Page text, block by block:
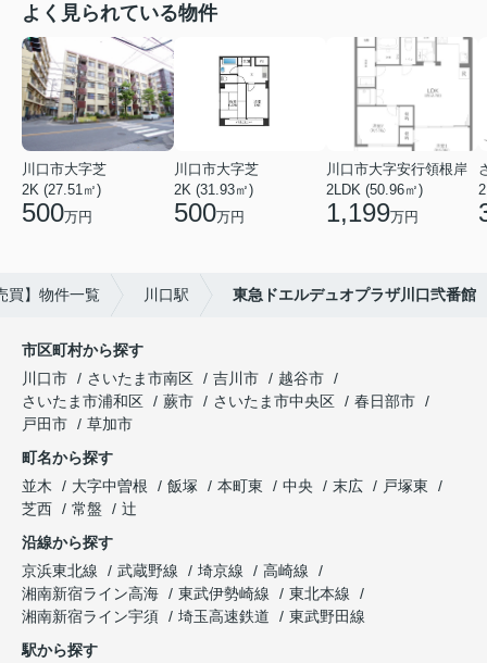
よく見られている物件
川口市大字芝
2K (27.51㎡)
500万円
川口市大字芝
2K (31.93㎡)
500万円
川口市大字安行領根岸
2LDK (50.96㎡)
1,199万円
買】物件一覧 川口駅 東急ドエルデュオプラザ川口弐番館
市区町村から探す
川口市
さいたま市南区 吉川市
越谷市
さいたま市浦和区
蕨市 さいたま市中央区
春日部市
戸田市
草加市
町名から探す
並木
大字中曽根 飯塚 本町東 中央 末広
戸塚東
芝西
常盤
辻
沿線から探す
京浜東北線
武蔵野線 埼京線
高崎線
湘南新宿ライン高海
東武伊勢崎線
東北本線
湘南新宿ライン宇須
埼玉高速鉄道
東武野田線
駅から探す